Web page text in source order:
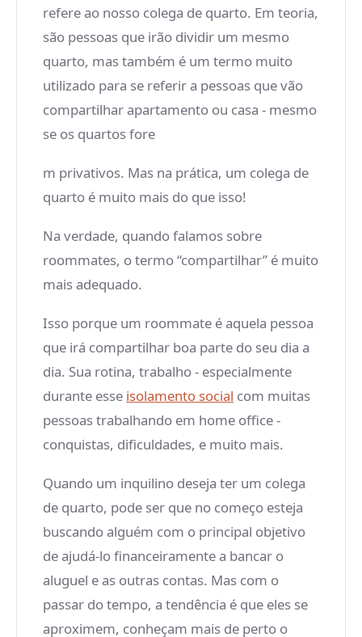
refere ao nosso colega de quarto. Em teoria,
são pessoas que irão dividir um mesmo
quarto, mas também é um termo muito
utilizado para se referir a pessoas que vão
compartilhar apartamento ou casa - mesmo
se os quartos fore
m privativos. Mas na prática, um colega de
quarto é muito mais do que isso!
Na verdade, quando falamos sobre
roommates, o termo “compartilhar” é muito
mais adequado.
Isso porque um roommate é aquela pessoa
que irá compartilhar boa parte do seu dia a
dia. Sua rotina, trabalho - especialmente
durante esse isolamento social com muitas
pessoas trabalhando em home office -
conquistas, dificuldades, e muito mais.
Quando um inquilino deseja ter um colega
de quarto, pode ser que no começo esteja
buscando alguém com o principal objetivo
de ajudá-lo financeiramente a bancar o
aluguel e as outras contas. Mas com o
passar do tempo, a tendência é que eles se
aproximem, conheçam mais de perto o